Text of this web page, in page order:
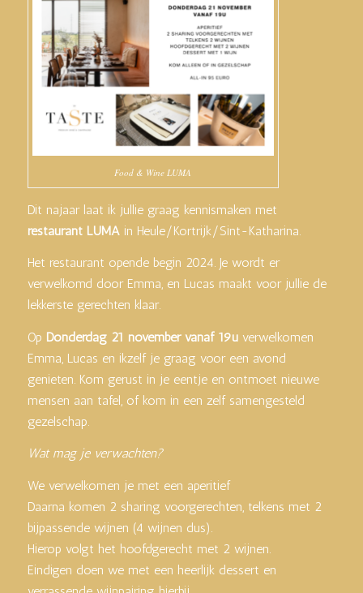
Food & Wine LUMA
Dit najaar laat ik jullie graag kennismaken met
restaurant LUMA in Heule/Kortrijk/Sint-Katharina.
Het restaurant opende begin 2024. Je wordt er
verwelkomd door Emma, en Lucas maakt voor jullie de
lekkerste gerechten klaar.
Op Donderdag 21 november vanaf 19u verwelkomen
Emma, Lucas en ikzelf je graag voor een avond
genieten. Kom gerust in je eentje en ontmoet nieuwe
mensen aan tafel, of kom in een zelf samengesteld
gezelschap.
Wat mag je verwachten?
We verwelkomen je met een aperitief
Daarna komen 2 sharing voorgerechten, telkens met 2
bijpassende wijnen (4 wijnen dus).
Hierop volgt het hoofdgerecht met 2 wijnen.
Eindigen doen we met een heerlijk dessert en